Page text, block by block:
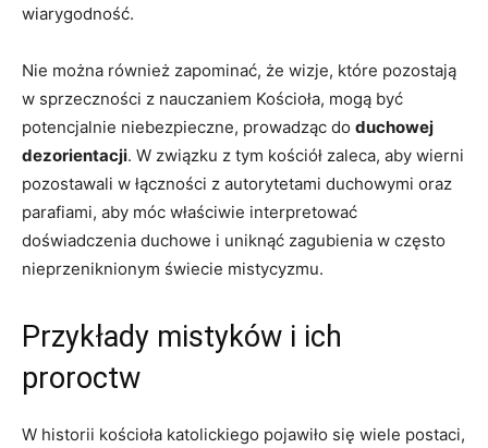
⁣wiarygodność.
Nie można również‍ zapominać, że wizje, które pozostają
w sprzeczności z nauczaniem Kościoła,⁢ mogą być
⁣potencjalnie niebezpieczne,​ prowadząc ‌do duchowej
dezorientacji. ⁤W związku z tym kościół zaleca, aby wierni
pozostawali ⁢w łączności z autorytetami duchowymi oraz
parafiami, aby móc‌ właściwie interpretować ​
doświadczenia duchowe i‍ uniknąć zagubienia w często‍
nieprzeniknionym⁣ świecie mistycyzmu.
Przykłady⁢ mistyków i ich
proroctw
W ‌historii kościoła katolickiego ‍pojawiło ‌się wiele postaci,